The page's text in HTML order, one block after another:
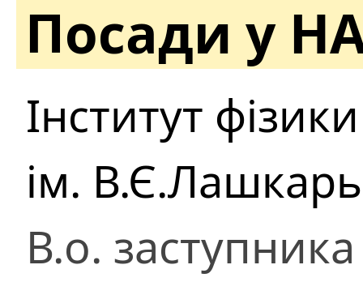
Посади у
Інститут
ім.
В.о.